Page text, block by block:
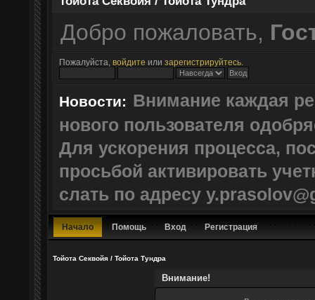
Добро пожаловать,
Пожалуйста,войдите илизарегистрируйтесь
Новости: Внимание каждая
нового пользователя
Для ускорения процесса,
просьбой активировать
слать по адресу
Начало Помощь Вход Регистрация
Тойота Секвойя / Тойота Тундра
Внимание!